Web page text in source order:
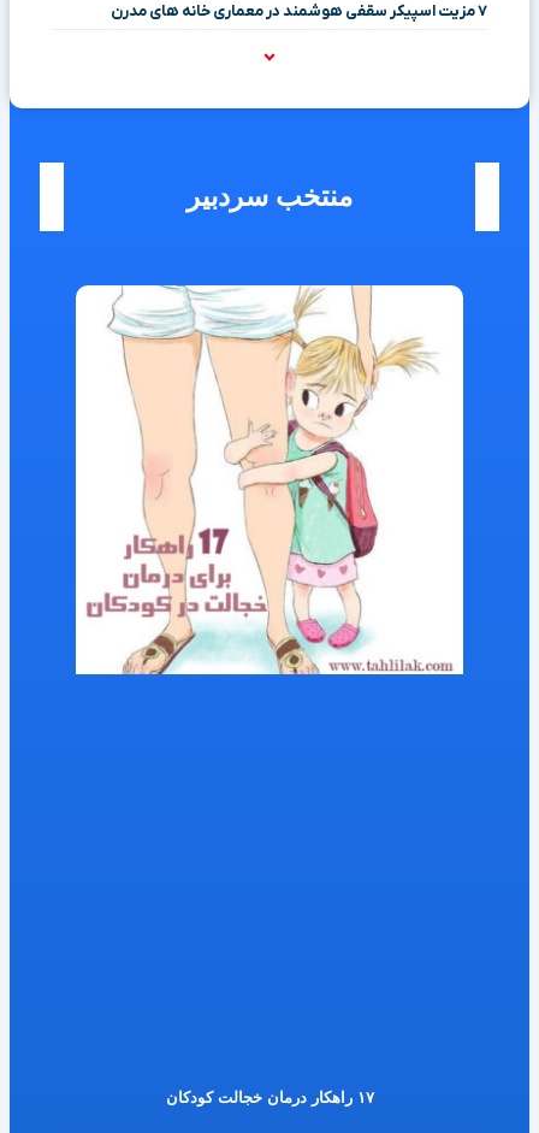
۷ مزیت اسپیکر سقفی هوشمند در معماری خانه‌ های مدرن
منتخب سردبیر
۱۷ راهکار درمان خجالت کودکان